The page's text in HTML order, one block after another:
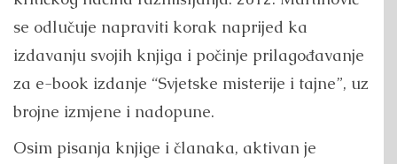
se odlučuje napraviti korak naprijed ka
izdavanju svojih knjiga i počinje prilagođavanje
za e-book izdanje “Svjetske misterije i tajne”, uz
brojne izmjene i nadopune.
Osim pisanja knjige i članaka, aktivan je